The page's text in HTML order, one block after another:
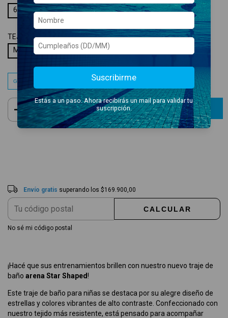
6-7A
TEJIDO:MAXLIFE
Maxlife
Guía de talles
Envío gratis superando los $169.900,00
CALCULAR
No sé mi código postal
¡Hacé que sus entrenamientos brillen con nuestro nuevo traje de
baño arena Star Shaped!
Este traje de baño para niñas se destaca por su alegre diseño de
estrellas y colores vibrantes de alto contraste. Confeccionado con
nuestro tejido más resistente, está pensado para acompañar
Suscribirme
Estás a un paso. Ahora recibirás un mail para validar tu
suscripción.